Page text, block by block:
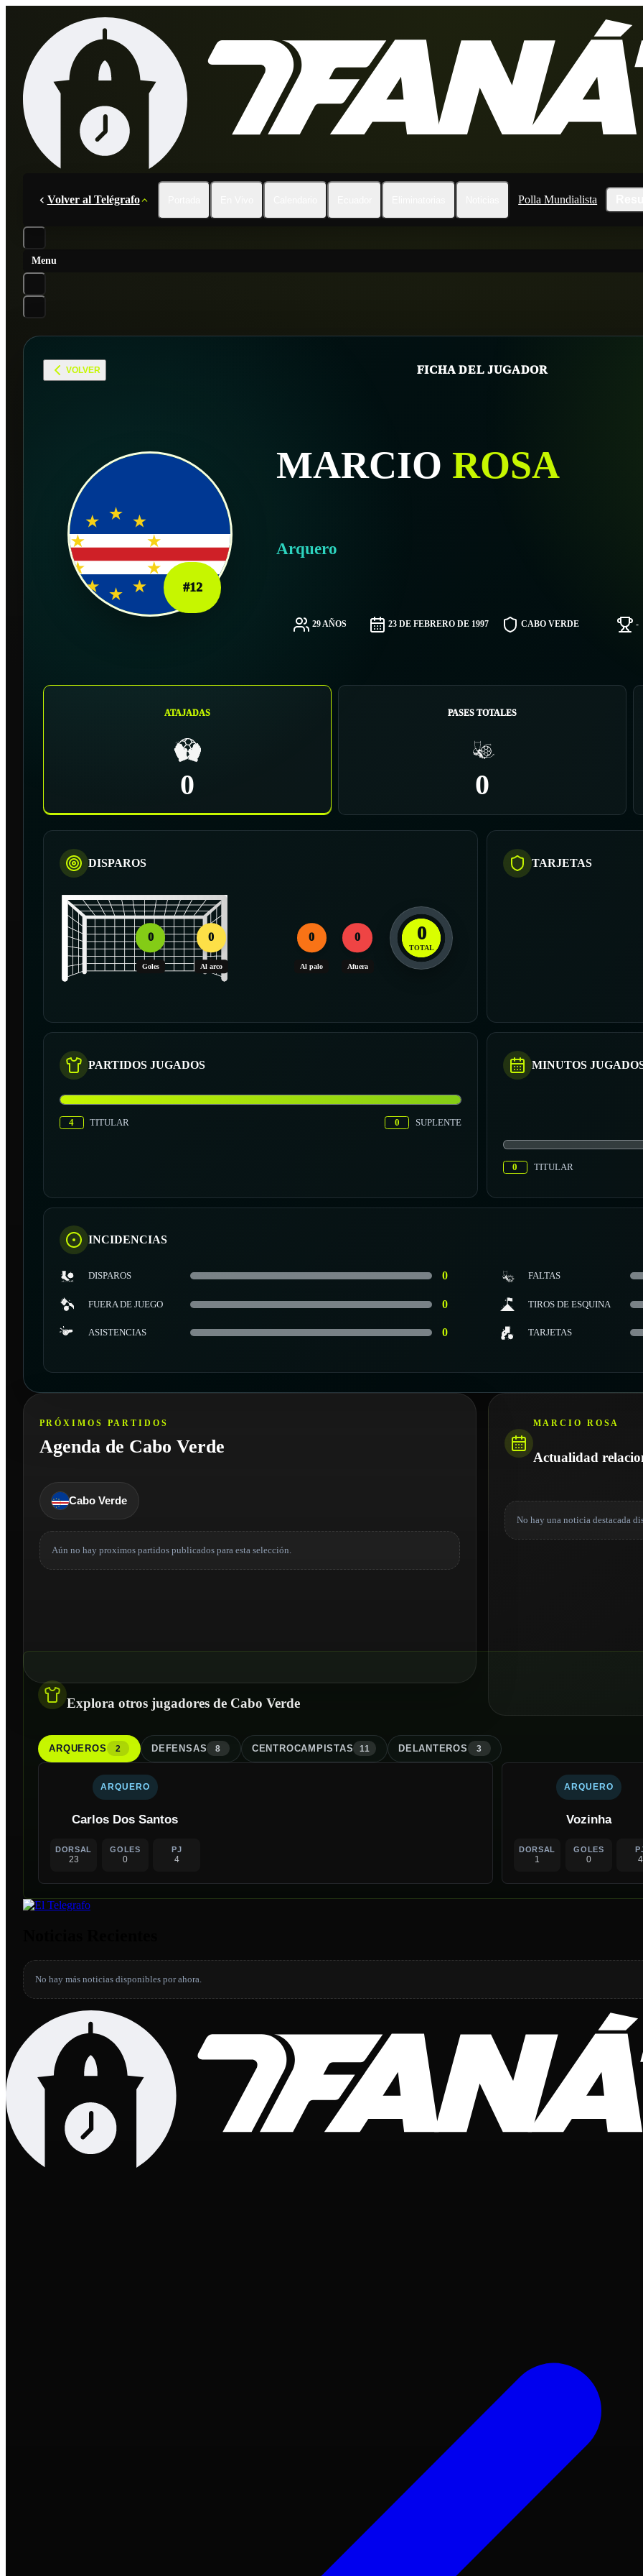
Volver al Telégrafo Polla Mundialista
Menu
VOLVER FICHA DEL JUGADOR
#12
MARCIO ROSA
Arquero
29 AÑOS 23 DE FEBRERO DE 1997 CABO VERDE -
ATAJADAS
0
PASES TOTALES
0
DISPAROS
0
Goles
0
Al arco
0
Al palo
0
Afuera
0
TOTAL
TARJETAS
PARTIDOS JUGADOS
4 TITULAR 0 SUPLENTE
MINUTOS
0 TITULAR
INCIDENCIAS
DISPAROS 0 FALTAS
FUERA DE JUEGO 0 TIROS DE ESQUINA
ASISTENCIAS 0 TARJETAS
PRÓXIMOS PARTIDOS
Agenda de Cabo Verde
Cabo Verde
Aún no hay proximos partidos publicados para esta selección.
MARCIO ROSA
Actualidad
No hay una noticia destacada
Explora otros jugadores de Cabo Verde
ARQUEROS 2 DEFENSAS 8 CENTROCAMPISTAS 11 DELANTEROS 3
ARQUERO
Carlos Dos Santos
DORSAL
23
GOLES
0
PJ
4
ARQUERO
Vozinha
DORSAL
1
GOLES
0 4
No hay más noticias disponibles por ahora.